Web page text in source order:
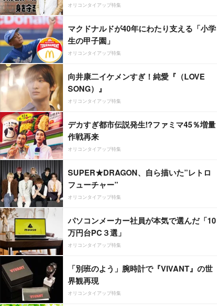
オリコンタイアップ特集
マクドナルドが40年にわたり支える「小学
生の甲子園」
オリコンタイアップ特集
向井康二イケメンすぎ！純愛『（LOVE
SONG）』
オリコンタイアップ特集
デカすぎ都市伝説発生!?ファミマ45％増量
作戦再来
オリコンタイアップ特集
SUPER★DRAGON、自ら描いた”レトロ
フューチャー”
オリコンタイアップ特集
パソコンメーカー社員が本気で選んだ「10
万円台PC３選」
オリコンタイアップ特集
「別班のよう」腕時計で『VIVANT』の世
界観再現
オリコンタイアップ特集